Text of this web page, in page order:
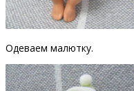
Одеваем малютку.